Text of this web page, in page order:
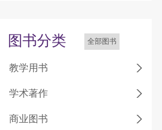
图书分类 全部图书
教学用书
学术著作
商业图书